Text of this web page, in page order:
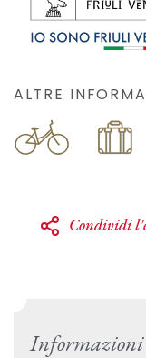
ALTRE
Condividi
Informazioni